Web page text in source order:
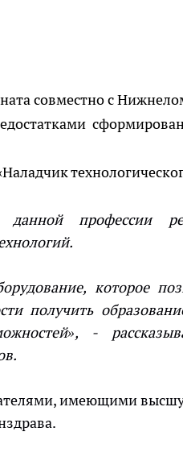
совместно с
профессии
которое
получить
-
имеющими